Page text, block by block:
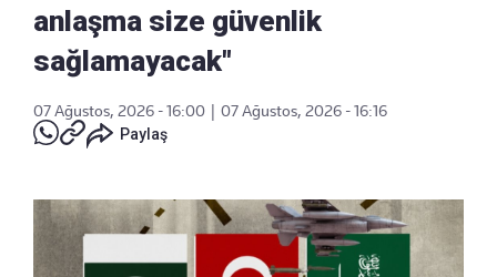
anlaşma size güvenlik
sağlamayacak"
07 Ağustos, 2026 - 16:00
07 Ağustos, 2026 - 16:16
Paylaş